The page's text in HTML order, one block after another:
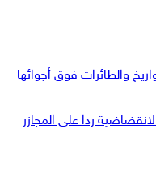
والطائرات فوق أجوائها
ردا على المجازر